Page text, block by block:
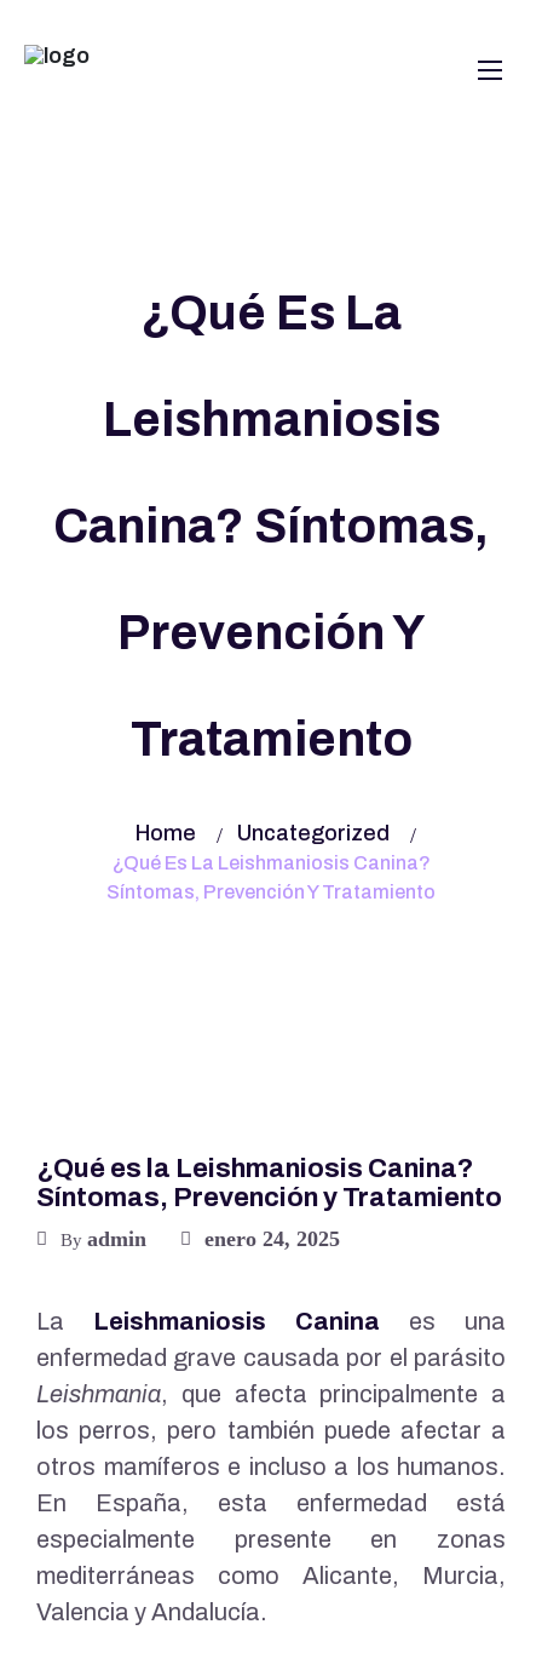
¿Qué Es La
Leishmaniosis
Canina? Síntomas,
Prevención Y
Tratamiento
Home Uncategorized
¿Qué Es La Leishmaniosis Canina?
Síntomas, Prevención Y Tratamiento
¿Qué es la Leishmaniosis Canina?
Síntomas, Prevención y Tratamiento
By admin enero 24, 2025
La Leishmaniosis Canina es una
enfermedad grave causada por el parásito
Leishmania, que afecta principalmente a
los perros, pero también puede afectar a
otros mamíferos e incluso a los humanos.
En España, esta enfermedad está
especialmente presente en zonas
mediterráneas como Alicante, Murcia,
Valencia y Andalucía.